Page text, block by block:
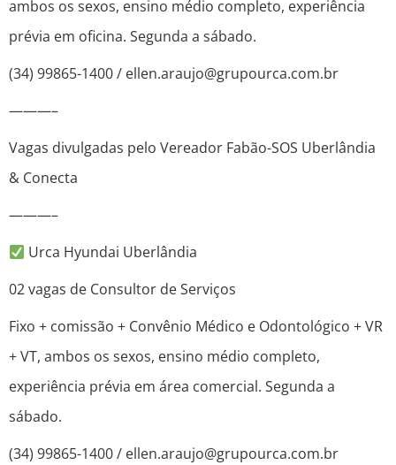
ambos os sexos, ensino médio completo, experiência
prévia em oficina. Segunda a sábado.
(34) 99865-1400 / ellen.araujo@grupourca.com.br
———–
Vagas divulgadas pelo Vereador Fabão-SOS Uberlândia
& Conecta
———–
Urca Hyundai Uberlândia
02 vagas de Consultor de Serviços
Fixo + comissão + Convênio Médico e Odontológico + VR
+ VT, ambos os sexos, ensino médio completo,
experiência prévia em área comercial. Segunda a
sábado.
(34) 99865-1400 / ellen.araujo@grupourca.com.br